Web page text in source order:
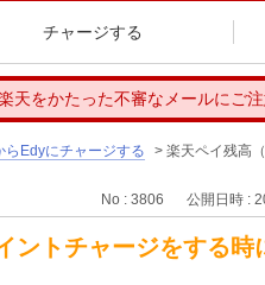
チャージする
楽天をかたった不審なメールにご
Edyにチャージする > 楽天ペイ残高
No : 3806 公開日時 :
ントチャージをする